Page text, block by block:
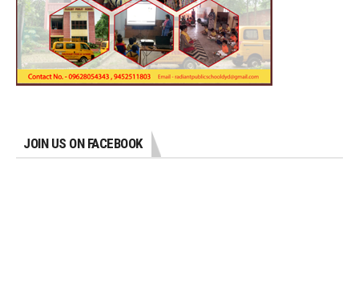
JOIN US ON FACEBOOK